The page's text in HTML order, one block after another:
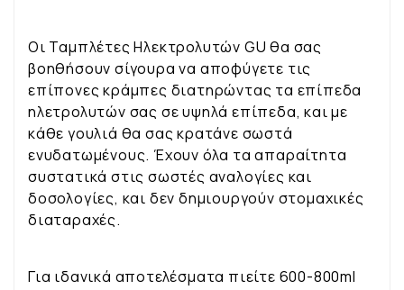
Οι Ταμπλέτες Ηλεκτρολυτών GU θα σας
βοηθήσουν σίγουρα να αποφύγετε τις
επίπονες κράμπες διατηρώντας τα επίπεδα
ηλετρολυτών σας σε υψηλά επίπεδα, και με
κάθε γουλιά θα σας κρατάνε σωστά
ενυδατωμένους. Έχουν όλα τα απαραίτητα
συστατικά στις σωστές αναλογίες και
δοσολογίες, και δεν δημιουργούν στομαχικές
διαταραχές.
Για ιδανικά αποτελέσματα πιείτε 600-800ml